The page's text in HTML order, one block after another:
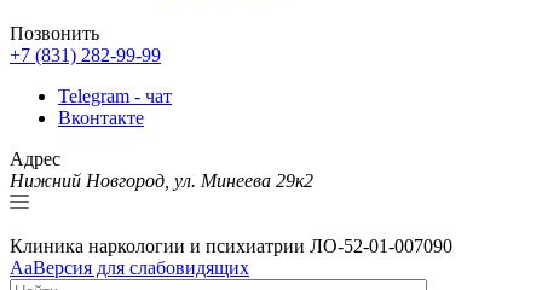
Позвонить
+7 (831) 282-99-99
Telegram - чат
Вконтакте
Адрес
Нижний Новгород, ул. Минеева 29к2
Клиника наркологии и психиатрии ЛО-52-01-007090
AaВерсия для слабовидящих